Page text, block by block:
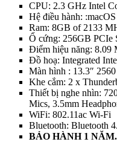
CPU: 2.3 GHz Intel
Hệ điều hành: :macOS
Ram: 8GB of 2133
Ổ cứng: 256GB PCIe
Điểm hiệu năng: 8.09
Đồ hoạ: Integrated
Màn hình : 13.3″
Khe cắm: 2 x
Thiết bị nghe nhìn:
Mics, 3.5mm
WiFi: 802.11ac Wi-Fi
Bluetooth: Bluetooth
BẢO HÀNH 1 NĂM.